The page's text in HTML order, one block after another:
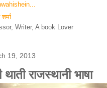
Writer, A book Lover
19, 2013
थाती राजस्थानी भाषा